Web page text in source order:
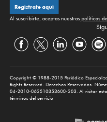
Regístrate aquí
Al suscribirte, aceptas nuestras políticas
Copyright © 1988-2015 Periódico
Rights Reserved. Derechos Reservados.
04-2010-062510353600-203. Al visitar
términos del servicio